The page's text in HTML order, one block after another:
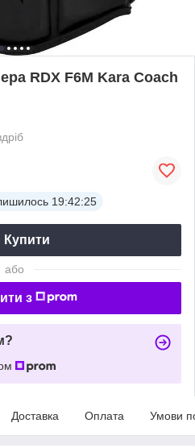
RDX F6M Kara Coach
19:42:24
Купити
або
з
Доставка Оплата Умови